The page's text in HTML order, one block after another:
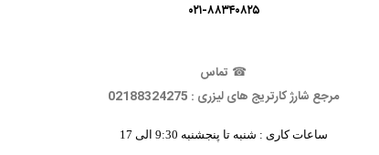
۰۲۱-۸۸۳۴۰۸۲۵
☎ تماس
مرجع شارژ کارتریج های لیزری : 02188324275
ساعات کاری : شنبه تا پنجشنبه 9:30 الی 17